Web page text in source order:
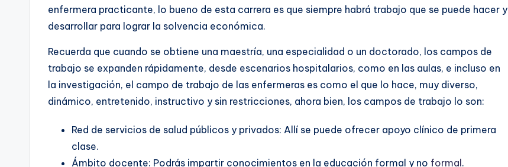
enfermera practicante, lo bueno de esta carrera es que siempre habrá trabajo que se puede hacer y
desarrollar para lograr la solvencia económica.
Recuerda que cuando se obtiene una maestría, una especialidad o un doctorado, los campos de
trabajo se expanden rápidamente, desde escenarios hospitalarios, como en las aulas, e incluso en
la investigación, el campo de trabajo de las enfermeras es como el que lo hace, muy diverso,
dinámico, entretenido, instructivo y sin restricciones, ahora bien, los campos de trabajo lo son:
Red de servicios de salud públicos y privados: Allí se puede ofrecer apoyo clínico de primera
clase.
Ámbito docente: Podrás impartir conocimientos en la educación formal y no formal .